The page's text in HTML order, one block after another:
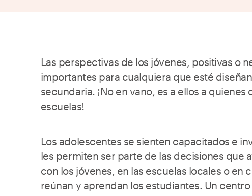
Las perspectivas de los jóvenes, positivas o
importantes para cualquiera que esté
secundaria. ¡No en vano, es a ellos a
escuelas!
Los adolescentes se sienten capacitados e
les permiten ser parte de las decisiones que
con los jóvenes, en las escuelas locales o en
reúnan y aprendan los estudiantes. Un